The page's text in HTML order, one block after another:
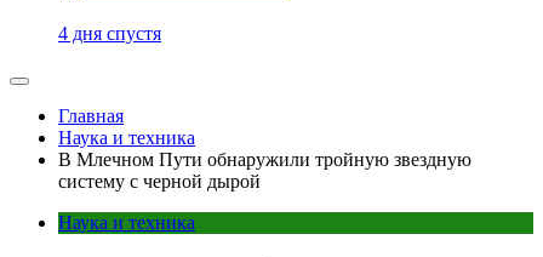
4 дня спустя
Главная
Наука и техника
В Млечном Пути обнаружили тройную звездную
систему с черной дырой
Наука и техника